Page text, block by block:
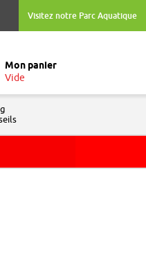
Visitez notre Parc Aquatique
Mon panier
Vide